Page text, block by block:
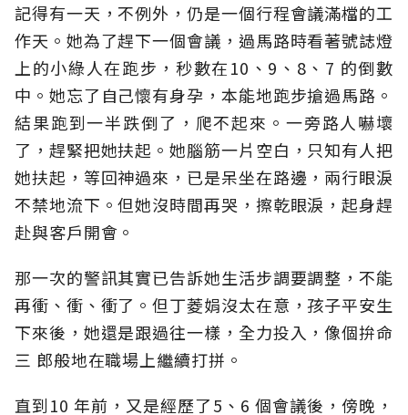
記得有一天，不例外，仍是一個行程會議滿檔的工
作天。她為了趕下一個會議，過馬路時看著號誌燈
上的小綠人在跑步，秒數在10、9、8、7 的倒數
中。她忘了自己懷有身孕，本能地跑步搶過馬路。
結果跑到一半跌倒了，爬不起來。一旁路人嚇壞
了，趕緊把她扶起。她腦筋一片空白，只知有人把
她扶起，等回神過來，已是呆坐在路邊，兩行眼淚
不禁地流下。但她沒時間再哭，擦乾眼淚，起身趕
赴與客戶開會。
那一次的警訊其實已告訴她生活步調要調整，不能
再衝、衝、衝了。但丁菱娟沒太在意，孩子平安生
下來後，她還是跟過往一樣，全力投入，像個拚命
三 郎般地在職場上繼續打拼。
直到10 年前，又是經歷了5、6 個會議後，傍晚，